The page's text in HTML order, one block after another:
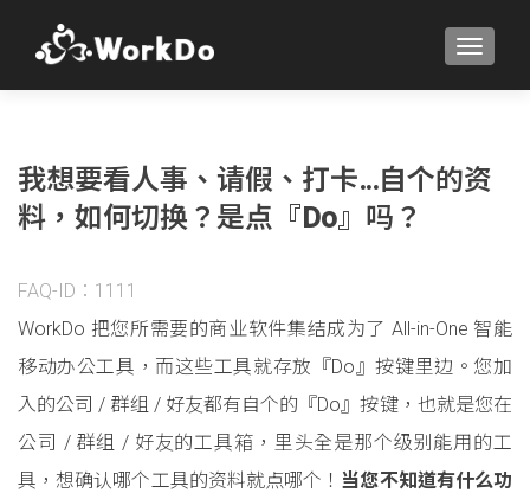
我想要看人事、请假、打卡…自个的资
料，如何切换？是点『Do』吗？
FAQ-ID：1111
WorkDo 把您所需要的商业软件集结成为了 All-in-One 智能
移动办公工具，而这些工具就存放『Do』按键里边。您加
入的公司 / 群组 / 好友都有自个的『Do』按键，也就是您在
公司 / 群组 / 好友的工具箱，里头全是那个级别能用的工
具，想确认哪个工具的资料就点哪个！ 当您不知道有什么功